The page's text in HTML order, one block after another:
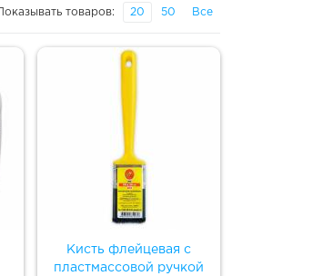
Показывать товаров: 20 50 Все
Кисть флейцевая с
пластмассовой ручкой